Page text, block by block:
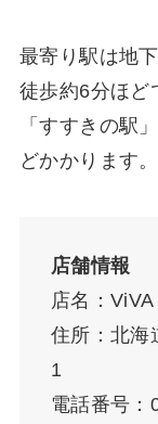
最寄り駅は地
徒歩約6分ほど
「すすきの駅
どかかります
店舗情報
店名：
住所：北海
1
電話番号：